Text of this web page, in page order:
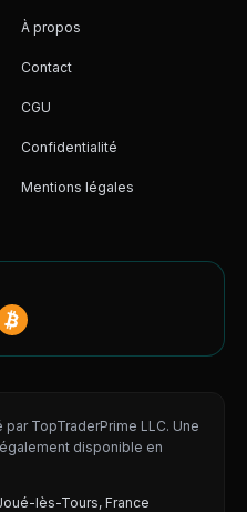
À propos
Contact
CGU
Confidentialité
Mentions légales
TopTraderPrime LLC. Une
disponible en
lès-Tours, France